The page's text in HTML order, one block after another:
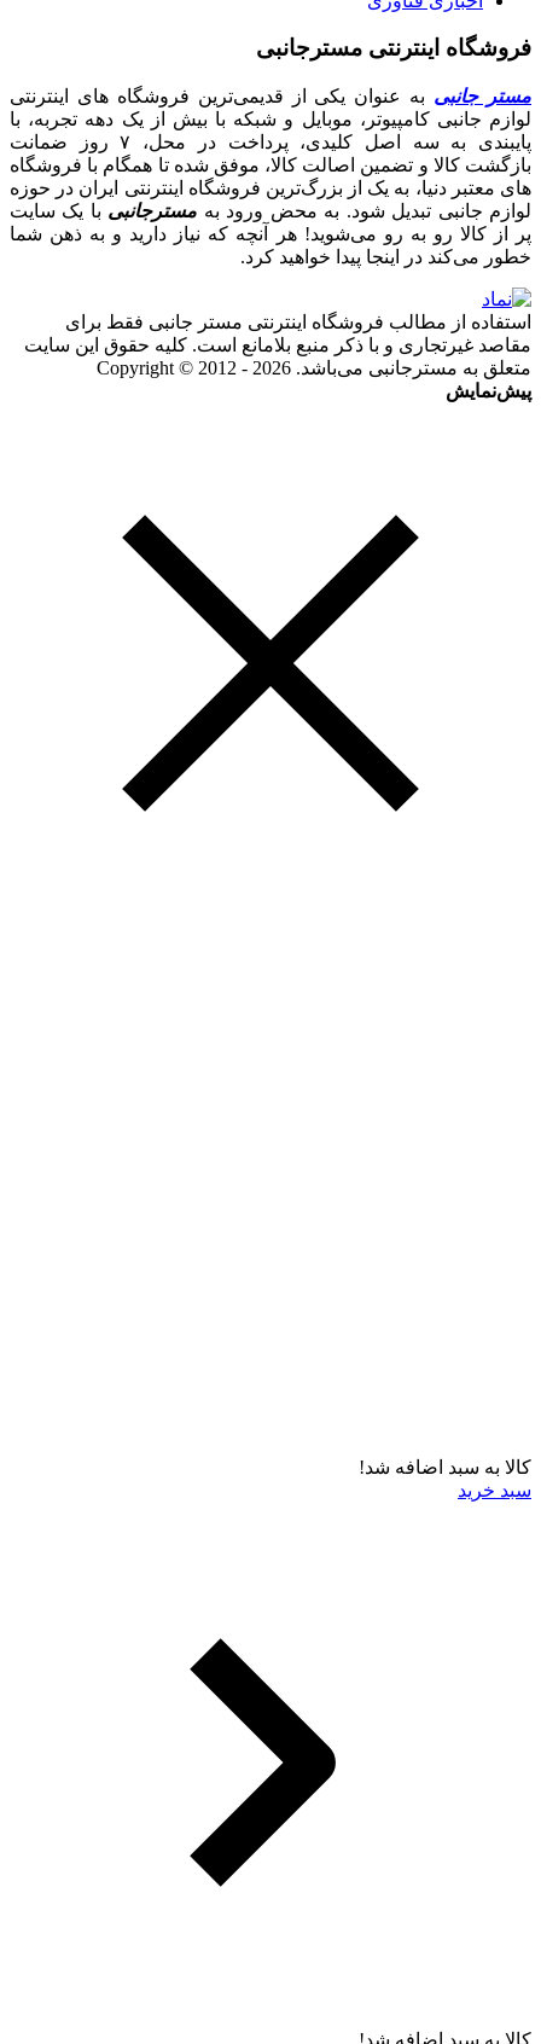
فروشگاه اینترنتی مسترجانبی
مستر جانبی به عنوان یکی از قدیمی‌ترین فروشگاه های اینترنتی
لوازم جانبی کامپیوتر، موبایل و شبکه با بیش از یک دهه تجربه، با
پایبندی به سه اصل کلیدی، پرداخت در محل، ۷ روز ضمانت
بازگشت کالا و تضمین اصالت کالا، موفق شده تا همگام با فروشگاه‌
های معتبر دنیا، به یک از بزرگ‌ترین فروشگاه اینترنتی ایران در حوزه
لوازم جانبی تبدیل شود. به محض ورود به مسترجانبی با یک سایت
پر از کالا رو به رو می‌شوید! هر آنچه که نیاز دارید و به ذهن شما
خطور می‌کند در اینجا پیدا خواهید کرد.
استفاده از مطالب فروشگاه اینترنتی مستر جانبی فقط برای
مقاصد غیرتجاری و با ذکر منبع بلامانع است. کلیه حقوق این سایت
متعلق به مسترجانبی می‌باشد. Copyright © 2012 - 2026
پیش‌نمایش
کالا به سبد اضافه شد!
سبد خرید
کالا به سبد اضافه شد!